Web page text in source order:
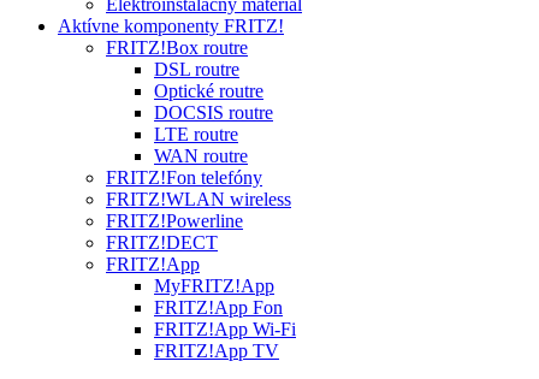
Aktívne komponenty FRITZ!
FRITZ!Box routre
DSL routre
Optické routre
DOCSIS routre
LTE routre
WAN routre
FRITZ!Fon telefóny
FRITZ!WLAN wireless
FRITZ!Powerline
FRITZ!DECT
FRITZ!App
MyFRITZ!App
FRITZ!App Fon
FRITZ!App Wi-Fi
FRITZ!App TV